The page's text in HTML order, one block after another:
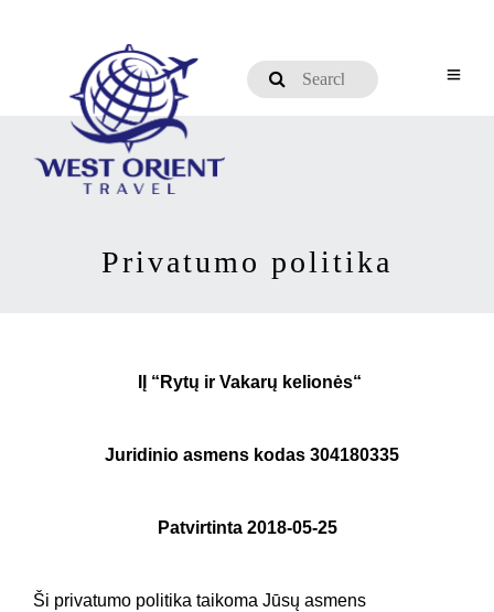
Privatumo politika
IĮ “Rytų ir Vakarų kelionės“
Juridinio asmens kodas 304180335
Patvirtinta 2018-05-25
Ši privatumo politika taikoma Jūsų asmens